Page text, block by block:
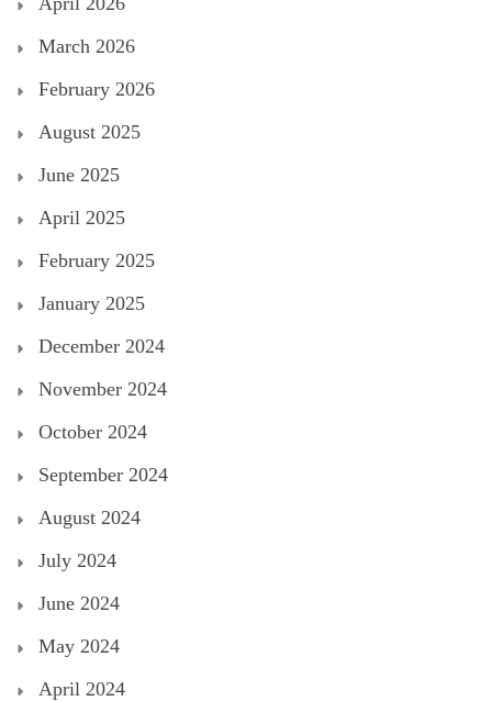
March 2026
February 2026
August 2025
June 2025
April 2025
February 2025
January 2025
December 2024
November 2024
October 2024
September 2024
August 2024
July 2024
June 2024
May 2024
April 2024